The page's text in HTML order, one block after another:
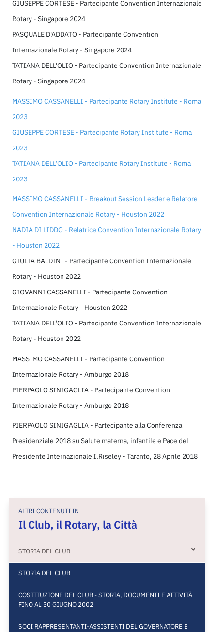
GIUSEPPE CORTESE - Partecipante Convention Internazionale
Rotary - Singapore 2024
PASQUALE D'ADDATO - Partecipante Convention
Internazionale Rotary - Singapore 2024
TATIANA DELL'OLIO - Partecipante Convention Internazionale
Rotary - Singapore 2024
MASSIMO CASSANELLI - Partecipante Rotary Institute - Roma
2023
GIUSEPPE CORTESE - Partecipante Rotary Institute - Roma
2023
TATIANA DELL'OLIO - Partecipante Rotary Institute - Roma
2023
MASSIMO CASSANELLI - Breakout Session Leader e Relatore
Convention Internazionale Rotary - Houston 2022
NADIA DI LIDDO - Relatrice Convention Internazionale Rotary
- Houston 2022
GIULIA BALDINI - Partecipante Convention Internazionale
Rotary - Houston 2022
GIOVANNI CASSANELLI - Partecipante Convention
Internazionale Rotary - Houston 2022
TATIANA DELL'OLIO - Partecipante Convention Internazionale
Rotary - Houston 2022
MASSIMO CASSANELLI - Partecipante Convention
Internazionale Rotary - Amburgo 2018
PIERPAOLO SINIGAGLIA - Partecipante Convention
Internazionale Rotary - Amburgo 2018
PIERPAOLO SINIGAGLIA - Partecipante alla Conferenza
Presidenziale 2018 su Salute materna, infantile e Pace del
Presidente Internazionale I.Riseley - Taranto, 28 Aprile 2018
ALTRI CONTENUTI IN
Il Club, il Rotary, la Città
STORIA DEL CLUB
STORIA DEL CLUB
COSTITUZIONE DEL CLUB - STORIA, DOCUMENTI E ATTIVITÀ
FINO AL 30 GIUGNO 2002
SOCI RAPPRESENTANTI-ASSISTENTI DEL GOVERNATORE E